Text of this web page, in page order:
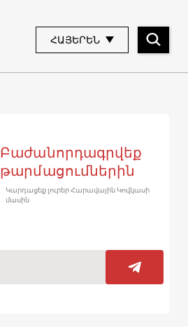
ՀԱՅԵՐԵՆ
Բաժանորդագրվեք
թարմացումներին
Կարդացեք լուրեր Հարավային Կովկասի
մասին